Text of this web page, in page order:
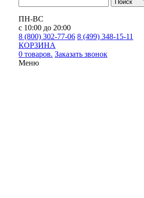
Поиск
ПН-ВС
с 10:00 до 20:00
8 (800) 302-77-06 8 (499) 348-15-11
КОРЗИНА
0 товаров. Заказать звонок
Меню